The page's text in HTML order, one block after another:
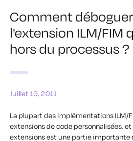
Comment
l'extension ILM/FIM
hors du processus ?
Juillet 19, 2011
La plupart des implémentations ILM/
extensions de code personnalisées,
extensions est une partie importante